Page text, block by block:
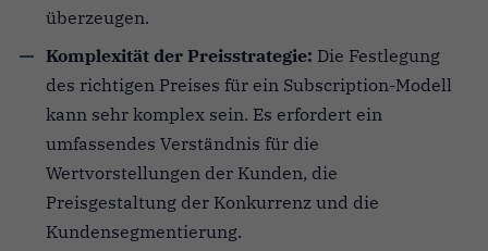
überzeugen.
Komplexität der Preisstrategie: Die Festlegung
des richtigen Preises für ein Subscription-Modell
kann sehr komplex sein. Es erfordert ein
umfassendes Verständnis für die
Wertvorstellungen der Kunden, die
Preisgestaltung der Konkurrenz und die
Kundensegmentierung.